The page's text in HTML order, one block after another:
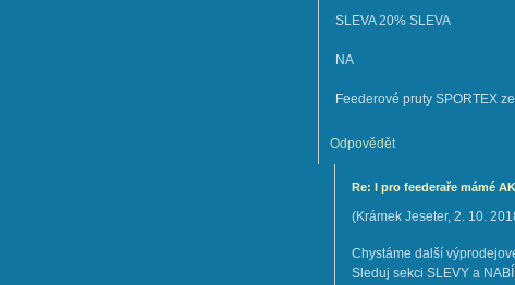
SLEVA 20% SLEVA
NA
Feederové pruty SPORTEX
Odpovědět
Re: I pro feederaře mámé
(Krámek Jeseter, 2. 10.
Chystáme další
Sleduj sekci SLEVY a